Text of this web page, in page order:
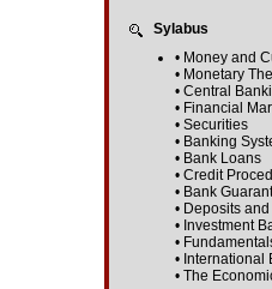
Sylabus
• Money and
• Monetary
• Central
• Financial
• Securities
• Banking
• Bank Loans
• Credit
• Bank
• Deposits
• Investment
•
• International
• The